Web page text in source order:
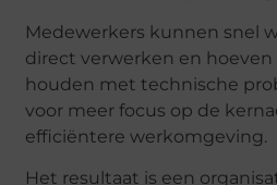
Medewerkers kunnen snel
direct verwerken en
houden met technische
voor meer focus op de
efficiëntere werkomgeving.
Het resultaat is een